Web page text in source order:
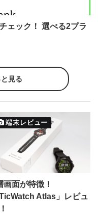
ェック！ 選べる2プラ
見る
端末レビュー
画面が特徴！
TicWatch Atlas」レビュ